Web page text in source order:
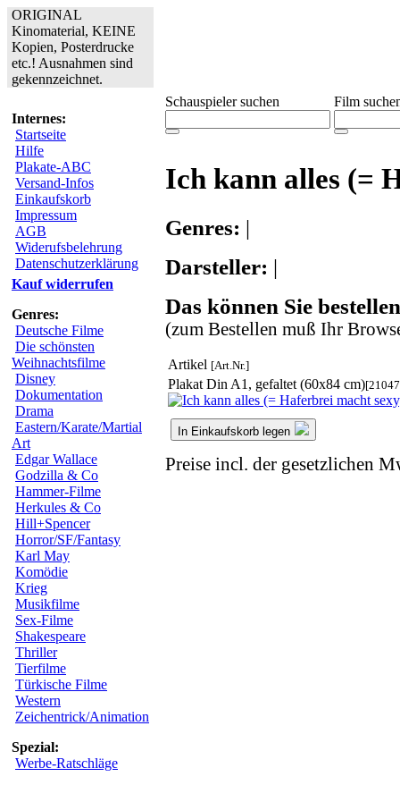
ORIGINAL
Kinomaterial, KEINE
Kopien, Posterdrucke
etc.! Ausnahmen sind
gekennzeichnet.
Internes:
Startseite
Hilfe
Plakate-ABC
Versand-Infos
Einkaufskorb
Impressum
AGB
Widerufsbelehrung
Datenschutzerklärung
Kauf widerrufen
Genres:
Deutsche Filme
Die schönsten
Weihnachtsfilme
Disney
Dokumentation
Drama
Eastern/Karate/Martial
Art
Edgar Wallace
Godzilla & Co
Hammer-Filme
Herkules & Co
Hill+Spencer
Horror/SF/Fantasy
Karl May
Komödie
Krieg
Musikfilme
Sex-Filme
Shakespeare
Thriller
Tierfilme
Türkische Filme
Western
Zeichentrick/Animation
Spezial:
Werbe-Ratschläge
Schauspieler suchen Film
Ich kann alles (=
Genres: |
Darsteller: |
Das können Sie
(zum Bestellen muß Ihr
Artikel [Art.Nr.]
Plakat Din A1, gefaltet (60x84 cm)
In Einkaufskorb legen
Preise incl. der gesetzlichen